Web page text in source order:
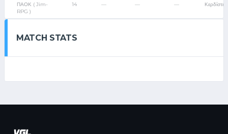
ΠΑΟΚ ( Jim-
RPG )
14 — — — Κερδίστε
MATCH STATS